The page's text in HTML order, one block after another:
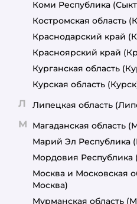
Коми Республика
Костромская область
Краснодарский край
Красноярский край
Курганская область
Курская область
Л Липецкая область
М Магаданская область
Марий Эл Республика
Мордовия Республика
Москва и Московская
Москва)
Мурманская область